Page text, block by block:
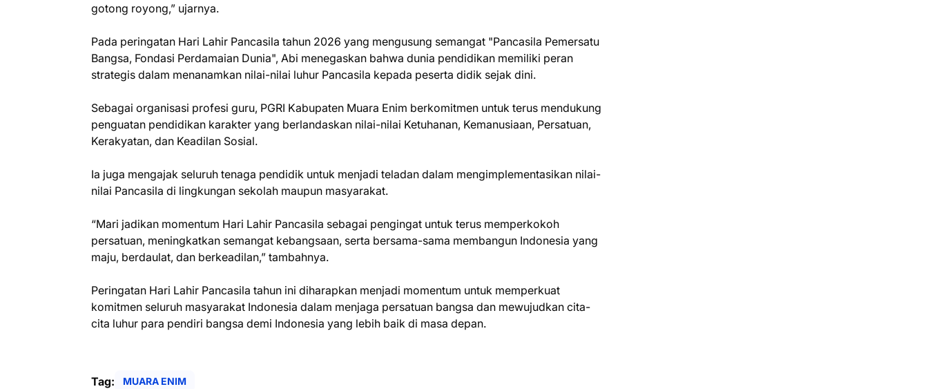
gotong royong,” ujarnya.
‎Pada peringatan Hari Lahir Pancasila tahun 2026 yang mengusung semangat "Pancasila Pemersatu
Bangsa, Fondasi Perdamaian Dunia", Abi menegaskan bahwa dunia pendidikan memiliki peran
strategis dalam menanamkan nilai-nilai luhur Pancasila kepada peserta didik sejak dini.
‎Sebagai organisasi profesi guru, PGRI Kabupaten Muara Enim berkomitmen untuk terus mendukung
penguatan pendidikan karakter yang berlandaskan nilai-nilai Ketuhanan, Kemanusiaan, Persatuan,
Kerakyatan, dan Keadilan Sosial.
‎Ia juga mengajak seluruh tenaga pendidik untuk menjadi teladan dalam mengimplementasikan nilai-
nilai Pancasila di lingkungan sekolah maupun masyarakat.
‎“Mari jadikan momentum Hari Lahir Pancasila sebagai pengingat untuk terus memperkokoh
persatuan, meningkatkan semangat kebangsaan, serta bersama-sama membangun Indonesia yang
maju, berdaulat, dan berkeadilan,” tambahnya.
‎Peringatan Hari Lahir Pancasila tahun ini diharapkan menjadi momentum untuk memperkuat
komitmen seluruh masyarakat Indonesia dalam menjaga persatuan bangsa dan mewujudkan cita-
cita luhur para pendiri bangsa demi Indonesia yang lebih baik di masa depan.
Tag: MUARA ENIM